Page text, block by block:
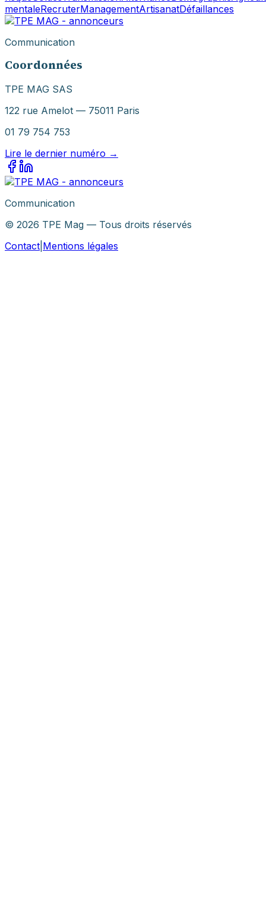
mentaleRecruterManagementArtisanatDéfaillances
Communication
Coordonnées
TPE MAG SAS
122 rue Amelot — 75011 Paris
01 79 754 753
Lire le dernier numéro →
Communication
© 2026 TPE Mag — Tous droits réservés
Contact Mentions légales